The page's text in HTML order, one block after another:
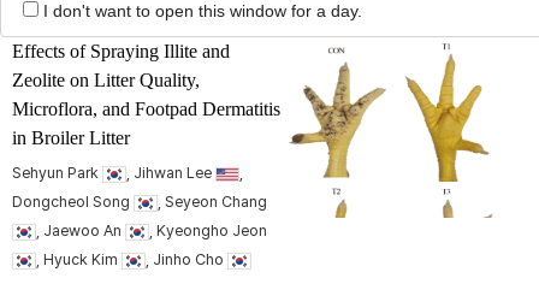
Effects of Spraying Illite and
Zeolite on Litter Quality,
Microflora, and Footpad Dermatitis
in Broiler Litter
Sehyun Park , Jihwan Lee
Dongcheol Song
, Seyeon Chang
, Jaewoo An
, Kyeongho Jeon
, Hyuck Kim
, Jinho Cho
I don't want to open this window for a day.